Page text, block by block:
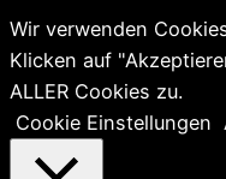
Wir verwenden
Klicken auf
ALLER Cookies zu.
Cookie Einstellungen